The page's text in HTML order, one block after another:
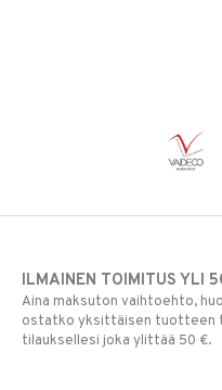
ILMAINEN TOIMITUS YLI
Aina maksuton vaihtoehto,
ostatko yksittäisen tuotteen
tilauksellesi joka ylittää 50 €.